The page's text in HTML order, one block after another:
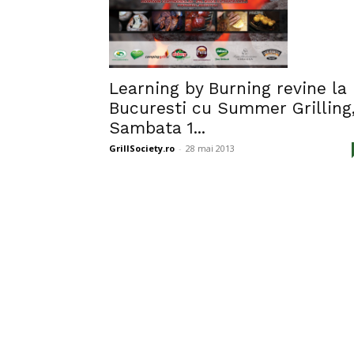
Learning by Burning revine la
Bucuresti cu Summer
Sambata 1...
GrillSociety.ro - 28 mai 2013